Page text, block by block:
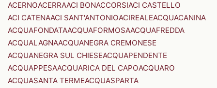
ACERNOACERRAACI BONACCORSIACI CASTELLO
ACI CATENAACI SANT'ANTONIOACIREALEACQUACANINA
ACQUAFONDATAACQUAFORMOSAACQUAFREDDA
ACQUALAGNAACQUANEGRA CREMONESE
ACQUANEGRA SUL CHIESEACQUAPENDENTE
ACQUAPPESAACQUARICA DEL CAPOACQUARO
ACQUASANTA TERMEACQUASPARTA